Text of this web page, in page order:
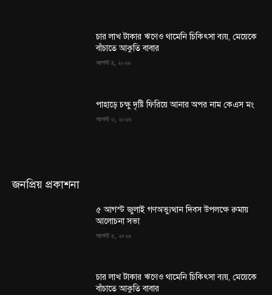
চার লাখ টাকার ঋণেও থামেনি চিকিৎসা ব্যয়, মেয়েকে
বাঁচাতে আকুতি বাবার
আগস্ট ৪, ২০২৬
পাহাড়ে চক্ষু দৃষ্টি ফিরিয়ে আনার অপর নাম কেএস মং
আগস্ট ৩, ২০২৬
জনপ্রিয় প্রকাশনা
৫ আগস্ট জুলাই গণঅভ্যুত্থান দিবস উপলক্ষে রুমায়
আলোচনা সভা
আগস্ট ৫, ২০২৬
চার লাখ টাকার ঋণেও থামেনি চিকিৎসা ব্যয়, মেয়েকে
বাঁচাতে আকুতি বাবার